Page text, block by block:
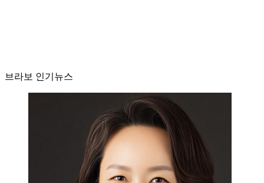
브라보 인기뉴스